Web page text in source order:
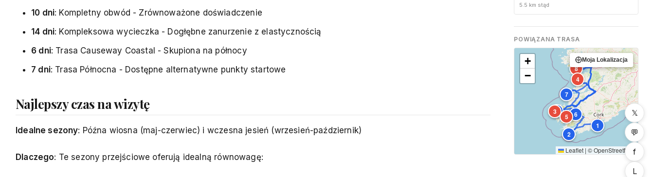
10 dni: Kompletny obwód - Zrównoważone doświadczenie
14 dni: Kompleksowa wycieczka - Dogłębne zanurzenie z elastycznością
6 dni: Trasa Causeway Coastal - Skupiona na północy
7 dni: Trasa Północna - Dostępne alternatywne punkty startowe
Najlepszy czas na wizytę
Idealne sezony: Późna wiosna (maj-czerwiec) i wczesna jesień (wrzesień-październik)
Dlaczego: Te sezony przejściowe oferują idealną równowagę:
5.5 km stąd
POWIĄZANA TRASA
1
2
3
4
5 6
7
8
9
+
−
Moja Lokalizacja
Leaflet | ©OpenStreetMap
𝕏
💬
f
L